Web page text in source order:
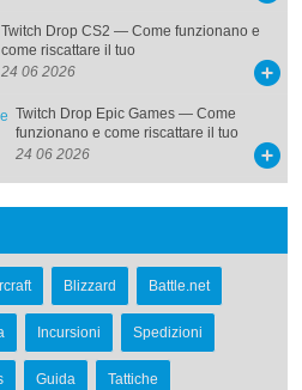
Twitch Drop CS2 — Come funzionano e
come riscattare il tuo
24 06 2026
Twitch Drop Epic Games — Come
funzionano e come riscattare il tuo
24 06 2026
Blizzard Battle.net
Incursioni Spedizioni
Guida Tattiche